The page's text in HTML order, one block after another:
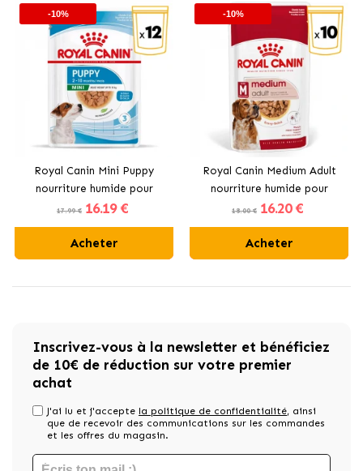
-10%
Royal Canin Mini Puppy
nourriture humide pour
chiots de races de taille
17.99 € 16.19 €
Acheter
-10%
Royal Canin Medium Adult
nourriture humide pour
chiens adultes de races
18.00 € 16.20 €
Acheter
Inscrivez-vous à la newsletter et bénéficiez
de 10€ de réduction sur votre premier
achat
J'ai lu et j'accepte la politique de confidentialité, ainsi
que de recevoir des communications sur les commandes
et les offres du magasin.